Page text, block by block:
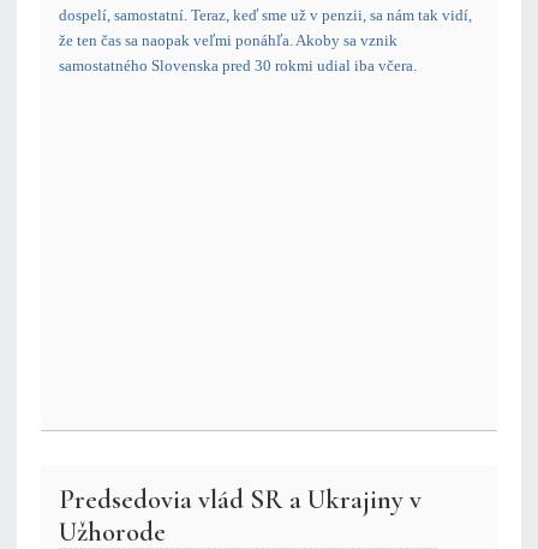
dospelí, samostatní. Teraz, keď sme už v penzii, sa nám tak vidí,
že ten čas sa naopak veľmi ponáhľa. Akoby sa vznik
samostatného Slovenska pred 30 rokmi udial iba včera.
Predsedovia vlád SR a Ukrajiny v
Užhorode